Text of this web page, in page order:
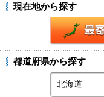
現在地から探す
都道府県から探す